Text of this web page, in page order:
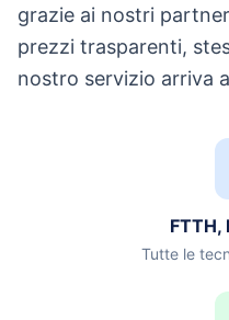
grazie ai nostri
prezzi trasparenti,
nostro servizio arriva
FTTH,
Tutte le